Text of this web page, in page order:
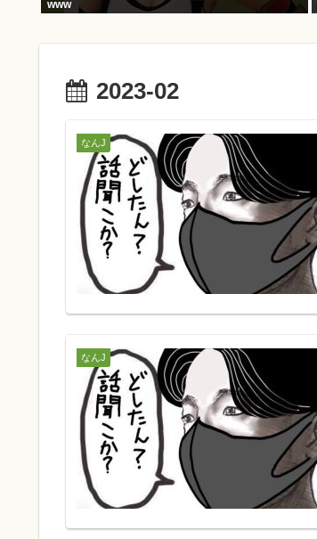
www
2023-02
なんJ
なんJ